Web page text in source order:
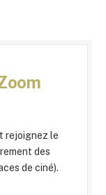
rejoignez le
des
de ciné).